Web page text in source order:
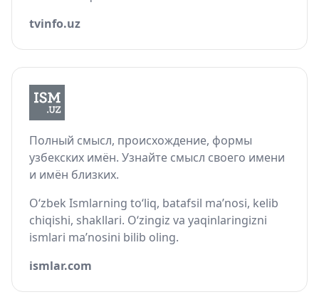
tvinfo.uz
Полный смысл, происхождение, формы
узбекских имён. Узнайте смысл своего имени
и имён близких.
O‘zbek Ismlarning to‘liq, batafsil ma’nosi, kelib
chiqishi, shakllari. O‘zingiz va yaqinlaringizni
ismlari ma’nosini bilib oling.
ismlar.com